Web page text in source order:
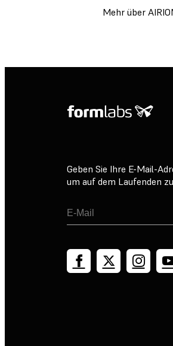
Mehr über
Geben Sie Ihre E-Mail-
um auf dem Laufenden